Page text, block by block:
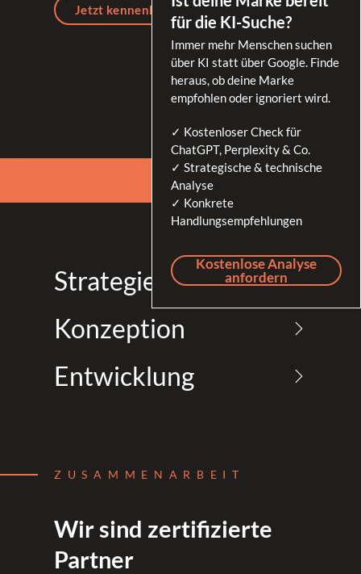
Jetzt kennenlernen
für die KI-Suche?
Immer mehr Menschen suchen
über KI statt über Google. Finde
heraus, ob deine Marke
empfohlen oder ignoriert wird.
✓ Kostenloser Check für
ChatGPT, Perplexity & Co.
✓ Strategische & technische
Analyse
✓ Konkrete
Handlungsempfehlungen
Kostenlose Analyse
anfordern
Strategie
Konzeption
Entwicklung
ZUSAMMENARBEIT
Wir sind zertifizierte
Partner